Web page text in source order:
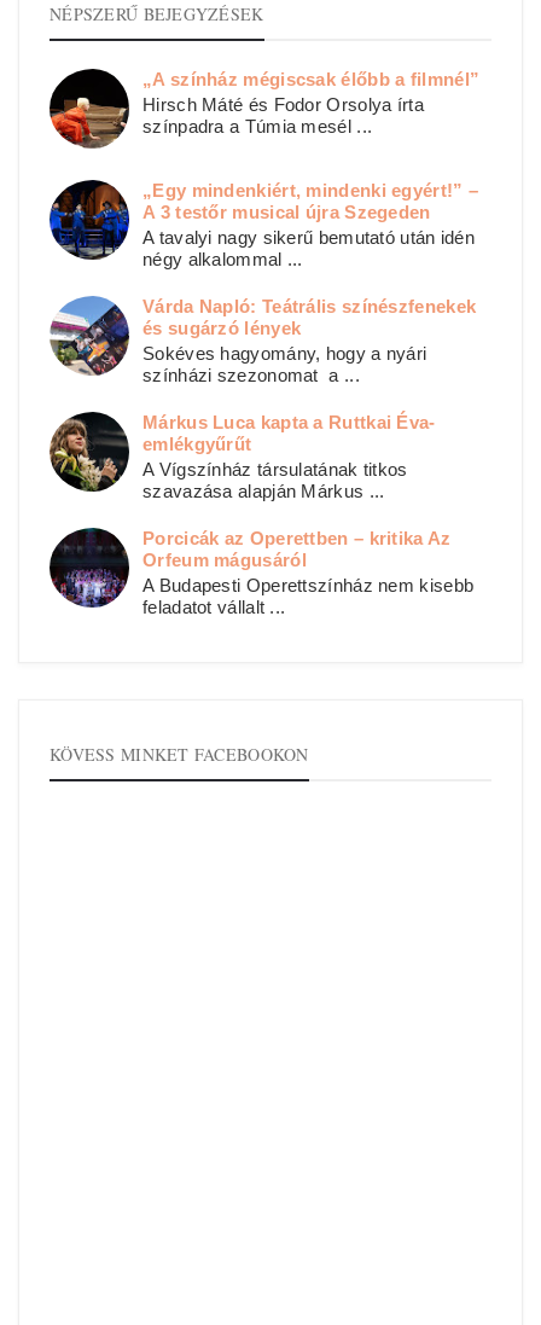
NÉPSZERŰ BEJEGYZÉSEK
„A színház mégiscsak élőbb a filmnél”
Hirsch Máté és Fodor Orsolya írta
színpadra a Túmia mesél ...
„Egy mindenkiért, mindenki egyért!” –
A 3 testőr musical újra Szegeden
A tavalyi nagy sikerű bemutató után idén
négy alkalommal ...
Várda Napló: Teátrális színészfenekek
és sugárzó lények
Sokéves hagyomány, hogy a nyári
színházi szezonomat a ...
Márkus Luca kapta a Ruttkai Éva-
emlékgyűrűt
A Vígszínház társulatának titkos
szavazása alapján Márkus ...
Porcicák az Operettben – kritika Az
Orfeum mágusáról
A Budapesti Operettszínház nem kisebb
feladatot vállalt ...
KÖVESS MINKET FACEBOOKON